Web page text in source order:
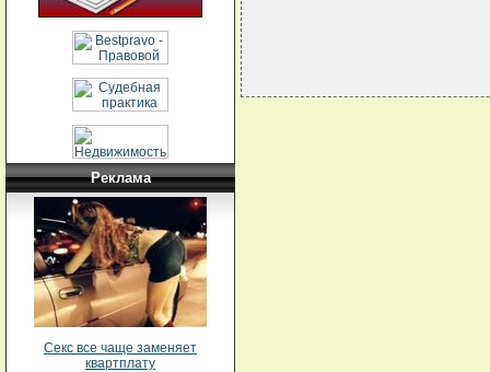
Реклама
Секс все чаще заменяет
квартплату